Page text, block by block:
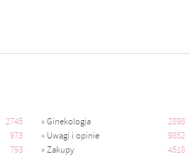
2745 »Ginekologia 2898
973 » Uwagi i opinie 9852
793 »Zakupy 4518